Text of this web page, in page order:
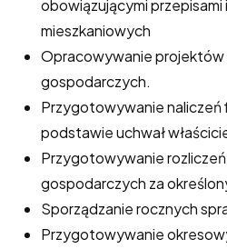
obowiązującymi przepisami
mieszkaniowych
Opracowywanie projektów
gospodarczych.
Przygotowywanie naliczeń
podstawie uchwał
Przygotowywanie
gospodarczych za
Sporządzanie rocznych
Przygotowywanie